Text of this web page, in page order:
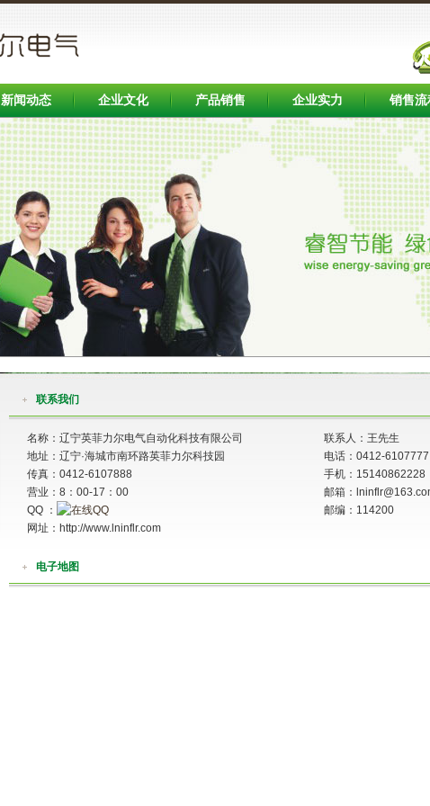
新闻动态 企业文化 产品销售 企业实力 销售流
联系我们
名称：辽宁英菲力尔电气自动化科技有限公司
联系人：王先生
地址：辽宁·海城市南环路英菲力尔科技园
电话：0412-6107777
传真：0412-6107888
手机：15140862228
营业：8：00-17：00
邮箱：
QQ ：
邮编：114200
网址：http://www.lninflr.com
电子地图